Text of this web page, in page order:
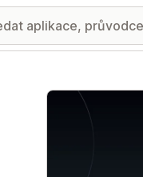
Galerie